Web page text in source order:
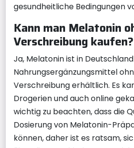
gesundheitliche Bedingungen
Kann man Melatonin
Verschreibung kaufen?
Ja, Melatonin ist in
Nahrungsergänzungsmittel
Verschreibung erhältlich. Es
Drogerien und auch online
wichtig zu beachten, dass die
Dosierung von Melatonin-
können, daher ist es ratsam,